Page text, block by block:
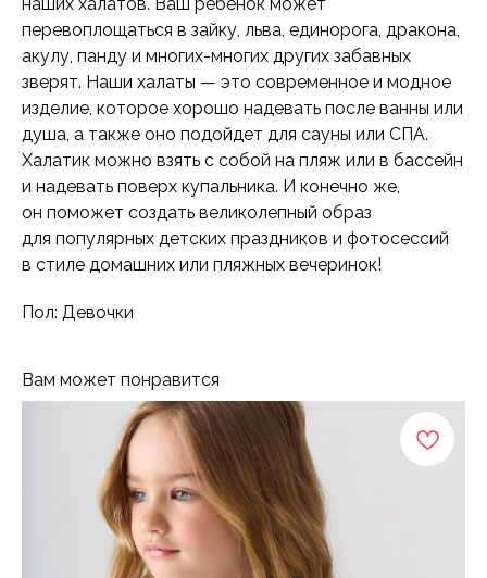
перевоплощаться в зайку, льва, единорога, дракона,
акулу, панду и многих-многих других забавных
зверят. Наши халаты — это современное и модное
изделие, которое хорошо надевать после ванны или
душа, а также оно подойдет для сауны или СПА.
Халатик можно взять с собой на пляж или в бассейн
и надевать поверх купальника. И конечно же,
он поможет создать великолепный образ
для популярных детских праздников и фотосессий
в стиле домашних или пляжных вечеринок!
Пол: Девочки
Вам может понравится